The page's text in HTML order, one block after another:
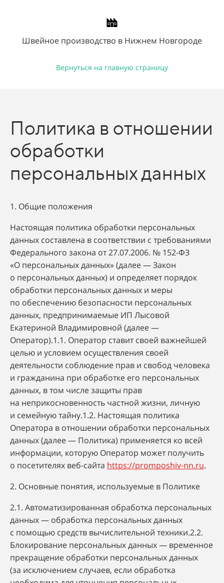
Швейное производство в Нижнем Новгороде
Вернуться на главную страницу
Политика в отношении
обработки
персональных данных
1. Общие положения
Настоящая политика обработки персональных
данных составлена в соответствии с требованиями
Федерального закона от 27.07.2006. № 152-ФЗ
«О персональных данных» (далее — Закон
о персональных данных) и определяет порядок
обработки персональных данных и меры
по обеспечению безопасности персональных
данных, предпринимаемые ИП Лысовой
Екатериной Владимировной (далее —
Оператор).1.1. Оператор ставит своей важнейшей
целью и условием осуществления своей
деятельности соблюдение прав и свобод человека
и гражданина при обработке его персональных
данных, в том числе защиты прав
на неприкосновенность частной жизни, личную
и семейную тайну.1.2. Настоящая политика
Оператора в отношении обработки персональных
данных (далее — Политика) применяется ко всей
информации, которую Оператор может получить
о посетителях веб-сайта https://promposhiv-nn.ru.
2. Основные понятия, используемые в Политике
2.1. Автоматизированная обработка персональных
данных — обработка персональных данных
с помощью средств вычислительной техники.2.2.
Блокирование персональных данных — временное
прекращение обработки персональных данных
(за исключением случаев, если обработка